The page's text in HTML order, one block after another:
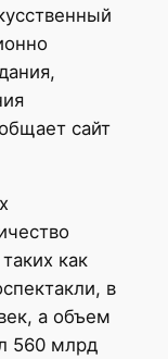
сайт
как
в
а объем
560 млрд